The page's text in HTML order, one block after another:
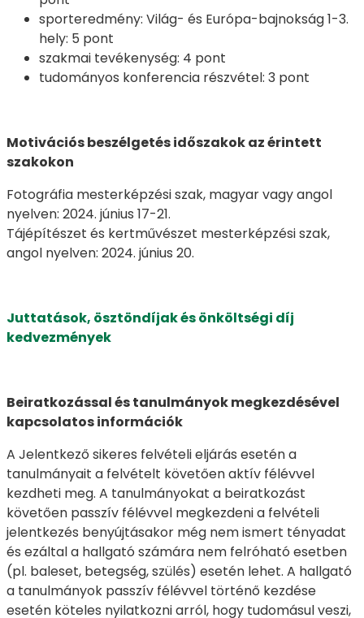
sporteredmény: Világ- és Európa-bajnokság 1-3.
hely: 5 pont
szakmai tevékenység: 4 pont
tudományos konferencia részvétel: 3 pont
Motivációs beszélgetés időszakok az érintett
szakokon
Fotográfia mesterképzési szak, magyar vagy angol
nyelven: 2024. június 17-21.
Tájépítészet és kertművészet mesterképzési szak,
angol nyelven: 2024. június 20.
Juttatások, ösztöndíjak és önköltségi díj
kedvezmények
Beiratkozással és tanulmányok megkezdésével
kapcsolatos információk
A Jelentkező sikeres felvételi eljárás esetén a
tanulmányait a felvételt követően aktív félévvel
kezdheti meg. A tanulmányokat a beiratkozást
követően passzív félévvel megkezdeni a felvételi
jelentkezés benyújtásakor még nem ismert tényadat
és ezáltal a hallgató számára nem felróható esetben
(pl. baleset, betegség, szülés) esetén lehet. A hallgató
a tanulmányok passzív félévvel történő kezdése
esetén köteles nyilatkozni arról, hogy tudomásul veszi,